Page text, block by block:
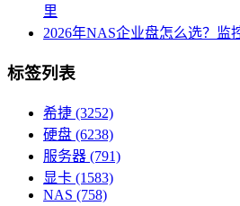
里
2026年NAS企业盘怎么选？监
标签列表
希捷 (3252)
硬盘 (6238)
服务器 (791)
显卡 (1583)
NAS (758)